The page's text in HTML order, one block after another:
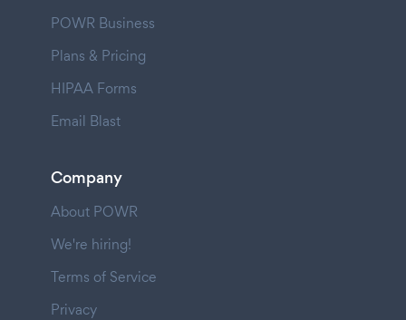
POWR Business
Plans & Pricing
HIPAA Forms
Email Blast
Company
About POWR
We're hiring!
Terms of Service
Privacy